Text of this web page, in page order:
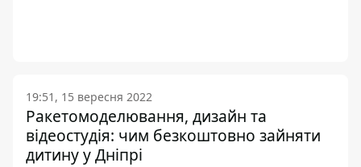
19:51, 15 вересня 2022
Ракетомоделювання, дизайн та
відеостудія: чим безкоштовно зайняти
дитину у Дніпрі